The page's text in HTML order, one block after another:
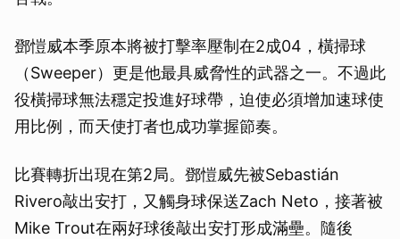
鄧愷威本季原本將被打擊率壓制在2成04，橫掃球
（Sweeper）更是他最具威脅性的武器之一。不過此
役橫掃球無法穩定投進好球帶，迫使必須增加速球使
用比例，而天使打者也成功掌握節奏。
比賽轉折出現在第2局。鄧愷威先被Sebastián
Rivero敲出安打，又觸身球保送Zach Neto，接著被
Mike Trout在兩好球後敲出安打形成滿壘。隨後